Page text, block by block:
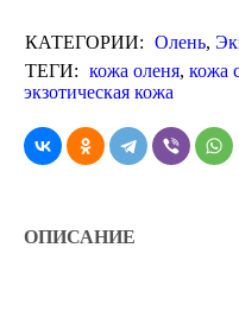
КАТЕГОРИИ: Олень,
ТЕГИ: кожа оленя, кожа
экзотическая кожа
ОПИСАНИЕ